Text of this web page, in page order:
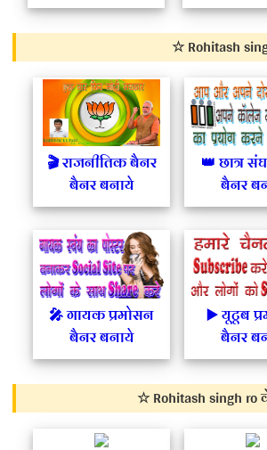
P ☆ Rohitash
🎬 राजनीतिक बैनर
बैनर बनाये
👑 छात्र
बैनर
🎤 गायक प्रमोसन
बैनर बनाये
▶️ यूटूब
बैनर
☆ Rohitash singh ro